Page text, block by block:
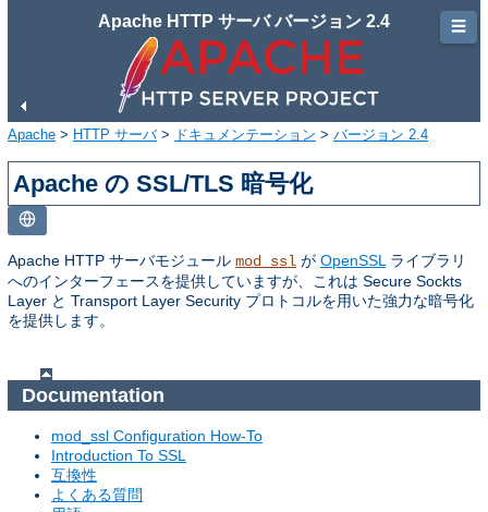
Apache HTTP サーバ バージョン 2.4
Apache > HTTP サーバ> ドキュメンテーション > バージョン 2.4
Apache の SSL/TLS 暗号化
Apache HTTP サーバモジュール mod_ssl が OpenSSL ライブラリ
へのインターフェースを提供していますが、これは Secure Sockts
Layer と Transport Layer Security プロトコルを用いた強力な暗号化
を提供します。
Documentation
mod_ssl Configuration How-To
Introduction To SSL
互換性
よくある質問
☰